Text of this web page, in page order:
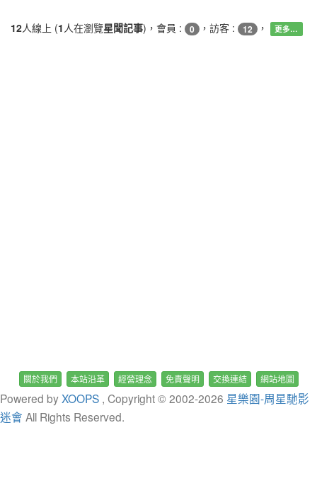
12人線上 (1 人在瀏覽星聞記事)，會員 : 0 ，訪客 : 12 ， 更多…
關於我們 本站沿革 經營理念 免責聲明 交換連結 網站地圖
Powered byXOOPS , Copyright © 2002-2026 星樂園-周星馳影
迷會 All Rights Reserved.